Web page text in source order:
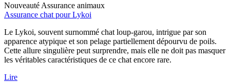
Nouveauté Assurance animaux
Assurance chat pour Lykoi
Le Lykoi, souvent surnommé chat loup-garou, intrigue par son
apparence atypique et son pelage partiellement dépourvu de poils.
Cette allure singulière peut surprendre, mais elle ne doit pas masquer
les véritables caractéristiques de ce chat encore rare.
Lire